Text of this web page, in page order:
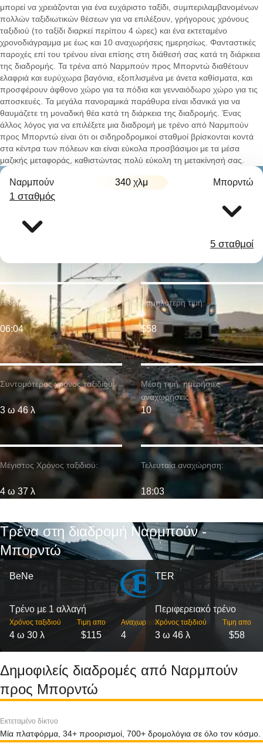
μπορεί να χρειάζονται για ένα ευχάριστο ταξίδι, συμπεριλαμβανομένων
πολλών ταξιδιωτικών θέσεων για να επιλέξουν, γρήγορους χρόνους
ταξιδιού (το ταξίδι διαρκεί περίπου 4 ώρες) και ένα εκτεταμένο
χρονοδιάγραμμα με έως και 10 αναχωρήσεις ημερησίως. Φανταστικές
παροχές επί του τρένου είναι επίσης στη διάθεσή σας κατά τη διάρκεια
της διαδρομής. Τα τρένα από Ναρμπούν προς Μπορντώ διαθέτουν
ελαφριά και ευρύχωρα βαγόνια, εξοπλισμένα με άνετα καθίσματα, και
προσφέρουν άφθονο χώρο για τα πόδια και γενναιόδωρο χώρο για τις
αποσκευές. Τα μεγάλα πανοραμικά παράθυρα είναι ιδανικά για να
θαυμάζετε τη μοναδική θέα κατά τη διάρκεια της διαδρομής. Ένας
άλλος λόγος για να επιλέξετε μια διαδρομή με τρένο από Ναρμπούν
προς Μπορντώ είναι ότι οι σιδηροδρομικοί σταθμοί βρίσκονται κοντά
στα κέντρα των πόλεων και είναι εύκολα προσβάσιμοι με τα μέσα
μαζικής μεταφοράς, καθιστώντας πολύ εύκολη τη μετακίνησή σας.
Ναρμπούν 340 χλμ Μπορντώ
1 σταθμός
5 σταθμοί
Συντομότερος χρόνος ταξιδιού:
3 ω 46 λ
Η νωρίτερη αναχώρηση:
06:04
Μέγιστος Χρόνος ταξιδιού:
4 ω 37 λ
Χαμηλότερη τιμή:
$58
Μέση τιμή. ημερήσιες
αναχωρήσεις:
10
Τελευταία αναχώρηση:
18:03
Τρένα στη διαδρομή Ναρμπούν -
Μπορντώ
BeNe
Τρένο με 1 αλλαγή
Χρόνος ταξιδιού
4 ω 30 λ
Τιμη απο
$115
Αναχωρήσεις
4
TER
Περιφερειακό τρένο
Χρόνος ταξιδιού
3 ω 46 λ
Τιμη απο
$58
Δημοφιλείς διαδρομές από Ναρμπούν
προς Μπορντώ
Εκτεταμένο δίκτυο
Μία πλατφόρμα, 34+ προορισμοί, 700+ δρομολόγια σε όλο τον κόσμο.